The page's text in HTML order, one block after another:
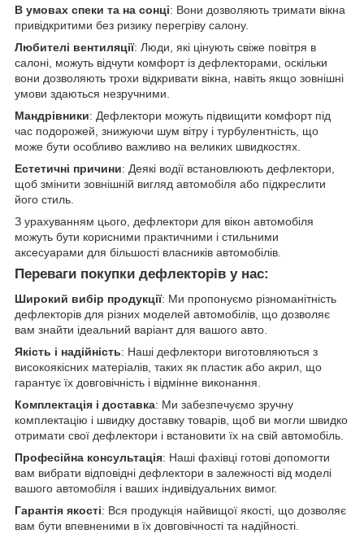
В умовах спеки та на сонці: Вони дозволяють тримати вікна
привідкритими без ризику перегріву салону.
Любителі вентиляції: Люди, які цінують свіже повітря в
салоні, можуть відчути комфорт із дефлекторами, оскільки
вони дозволяють трохи відкривати вікна, навіть якщо зовнішні
умови здаються незручними.
Мандрівники: Дефлектори можуть підвищити комфорт під
час подорожей, знижуючи шум вітру і турбулентність, що
може бути особливо важливо на великих швидкостях.
Естетичні причини: Деякі водії встановлюють дефлектори,
щоб змінити зовнішній вигляд автомобіля або підкреслити
його стиль.
З урахуванням цього, дефлектори для вікон автомобіля
можуть бути корисними практичними і стильними
аксесуарами для більшості власників автомобілів.
Переваги покупки дефлекторів у нас:
Широкий вибір продукції: Ми пропонуємо різноманітність
дефлекторів для різних моделей автомобілів, що дозволяє
вам знайти ідеальний варіант для вашого авто.
Якість і надійність: Наші дефлектори виготовляються з
високоякісних матеріалів, таких як пластик або акрил, що
гарантує їх довговічність і відмінне виконання.
Комплектація і доставка: Ми забезпечуємо зручну
комплектацію і швидку доставку товарів, щоб ви могли швидко
отримати свої дефлектори і встановити їх на свій автомобіль.
Професійна консультація: Наші фахівці готові допомогти
вам вибрати відповідні дефлектори в залежності від моделі
вашого автомобіля і ваших індивідуальних вимог.
Гарантія якості: Вся продукція найвищої якості, що дозволяє
вам бути впевненими в їх довговічності та надійності.